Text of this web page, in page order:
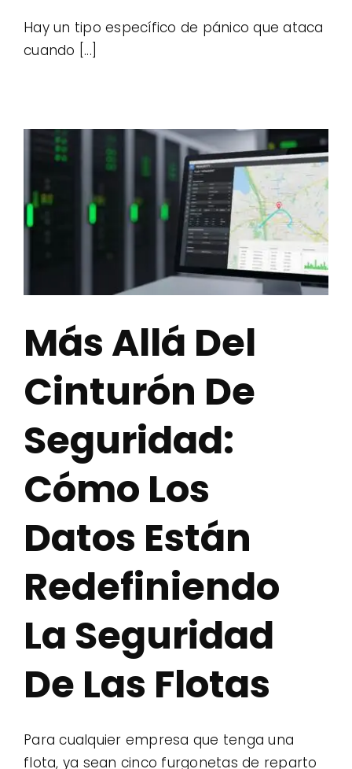
Hay un tipo específico de pánico que ataca
cuando [...]
Más Allá Del
Cinturón De
Seguridad:
Cómo Los
Datos Están
Redefiniendo
La Seguridad
De Las Flotas
Para cualquier empresa que tenga una
flota, ya sean cinco furgonetas de reparto